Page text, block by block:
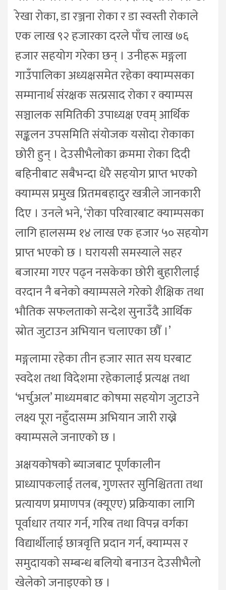
रेखा रोका, डा रञ्जना रोका र डा स्वस्ती रोकाले
एक लाख ९२ हजारका दरले पाँच लाख ७६
हजार सहयोग गरेका छन् । उनीहरू मङ्गला
गाउँपालिका अध्यक्षसमेत रहेका क्याम्पसका
सम्मानार्थ संरक्षक सत्प्रसाद रोका र क्याम्पस
सञ्चालक समितिकी उपाध्यक्ष एवम् आर्थिक
सङ्कलन उपसमिति संयोजक यसोदा रोकाका
छोरी हुन् । देउसीभैलोका क्रममा रोका दिदी
बहिनीबाट सबैभन्दा धेरै सहयोग प्राप्त भएको
क्याम्पस प्रमुख प्रितमबहादुर खत्रीले जानकारी
दिए । उनले भने, ‘रोका परिवारबाट क्याम्पसका
लागि हालसम्म १४ लाख एक हजार ५० सहयोग
प्राप्त भएको छ । घरायसी समस्याले सहर
बजारमा गएर पढ्न नसकेका छोरी बुहारीलाई
वरदान नै बनेको क्याम्पसले गरेको शैक्षिक तथा
भौतिक सफलताको सन्देश सुनाउँदै आर्थिक
स्रोत जुटाउन अभियान चलाएका छौँ ।’
मङ्गलामा रहेका तीन हजार सात सय घरबाट
स्वदेश तथा विदेशमा रहेकालाई प्रत्यक्ष तथा
‘भर्चुअल’ माध्यमबाट कोषमा सहयोग जुटाउने
लक्ष्य पूरा नहुँदासम्म अभियान जारी राख्ने
क्याम्पसले जनाएको छ ।
अक्षयकोषको ब्याजबाट पूर्णकालीन
प्राध्यापकलाई तलब, गुणस्तर सुनिश्चितता तथा
प्रत्यायण प्रमाणपत्र (क्यूएए) प्रक्रियाका लागि
पूर्वाधार तयार गर्न, गरिब तथा विपन्न वर्गका
विद्यार्थीलाई छात्रवृत्ति प्रदान गर्न, क्याम्पस र
समुदायको सम्बन्ध बलियो बनाउन देउसीभैलो
खेलेको जनाइएको छ ।